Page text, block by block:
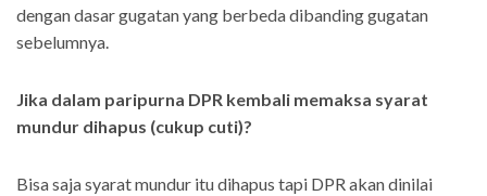
dengan dasar gugatan yang berbeda dibanding gugatan
sebelumnya.
Jika dalam paripurna DPR kembali memaksa syarat
mundur dihapus (cukup cuti)?
Bisa saja syarat mundur itu dihapus tapi DPR akan dinilai